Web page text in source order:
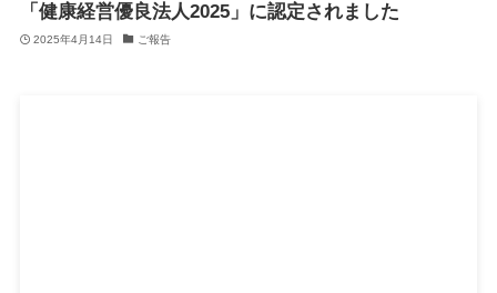
「健康経営優良法人2025」に認定されました
2025年4月14日 ご報告